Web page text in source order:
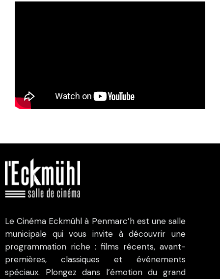
Le Cinéma Eckmühl à Penmarc’h est une salle
municipale qui vous invite à découvrir une
programmation riche : films récents, avant-
premières, classiques et événements
spéciaux. Plongez dans l’émotion du grand